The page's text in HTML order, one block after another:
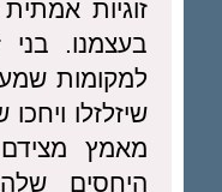
זוגיות
בעצמנו. בני
למקומות
שיזלזלו
מאמץ
היחסים